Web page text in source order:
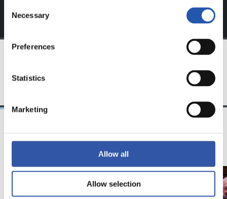
Selection
Necessary
Preferences
Statistics
Marketing
Allow all
Allow selection
11/07/2026 07/06/2026